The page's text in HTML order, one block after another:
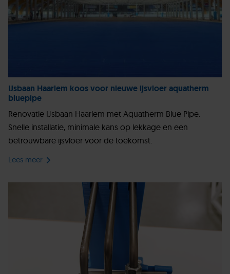
IJsbaan Haarlem koos voor nieuwe ijsvloer aquatherm
bluepipe
Renovatie IJsbaan Haarlem met Aquatherm Blue Pipe.
Snelle installatie, minimale kans op lekkage en een
betrouwbare ijsvloer voor de toekomst.
Lees meer